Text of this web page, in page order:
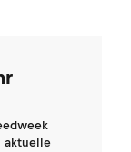
aktuelle